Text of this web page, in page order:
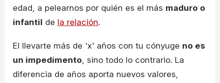
edad, a pelearnos por quién es el más maduro o
infantil de la relación.
El llevarte más de 'x' años con tu cónyuge no es
un impedimento, sino todo lo contrario. La
diferencia de años aporta nuevos valores,